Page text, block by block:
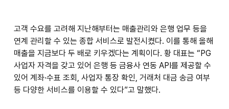
고객 수요를 고려해 지난해부터는 매출관리와 은행 업무 등을
연계 관리할 수 있는 종합 서비스로 발전시켰다. 이를 통해 올해
매출을 지금보다 두 배로 키우겠다는 계획이다. 황 대표는 “PG
사업자 자격을 갖고 있어 은행 등 금융사 연동 API를 제공할 수
있어 계좌·수표 조회, 사업자 통장 확인, 거래처 대금 송금 여부
등 다양한 서비스를 이용할 수 있다”고 말했다.